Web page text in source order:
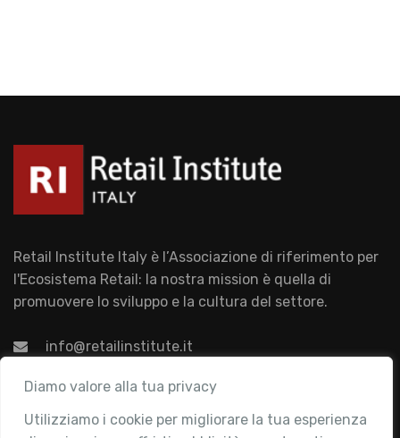
Diamo valore alla tua privacy
Utilizziamo i cookie per migliorare la tua esperienza
Retail Institute Italy è l’Associazione di riferimento per
l'Ecosistema Retail: la nostra mission è quella di
promuovere lo sviluppo e la cultura del settore.
info@retailinstitute.it
Associazione
Chi siamo